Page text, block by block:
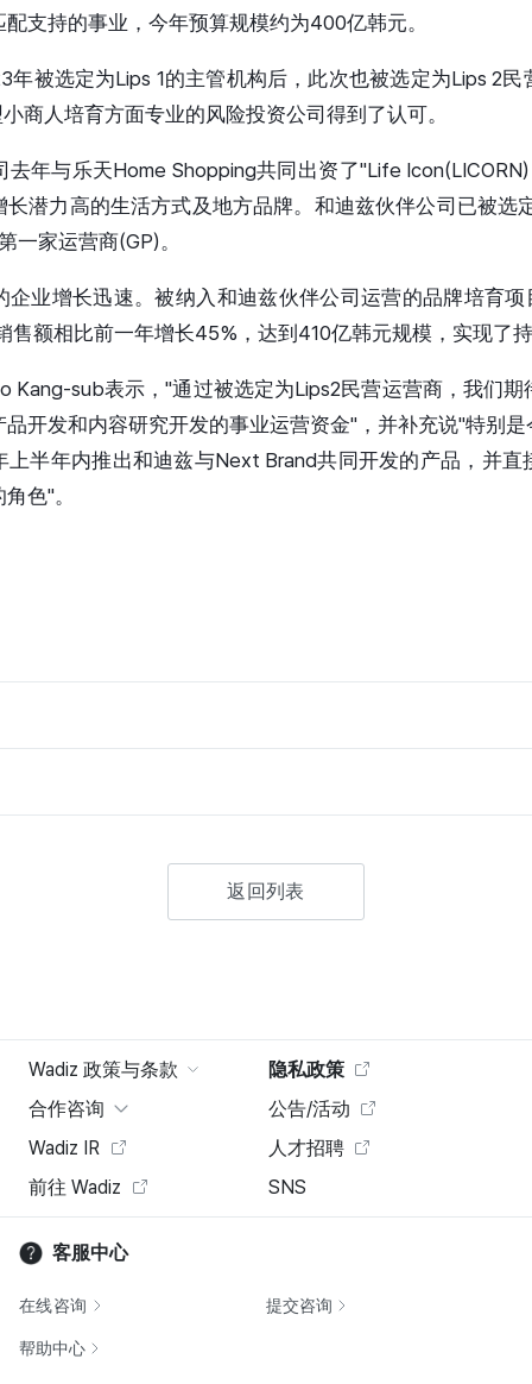
支持的事业，今年预算规模约为400亿韩元。
年被选定为Lips 1的主管机构后，此次也被选定为Lips 2
商人培育方面专业的风险投资公司得到了认可。
年与乐天Home Shopping共同出资了"Life
长潜力高的生活方式及地方品牌。和迪兹伙伴公司已被选
一家运营商(GP)。
企业增长迅速。被纳入和迪兹伙伴公司运营的品牌培育
售额相比前一年增长45%，达到410亿韩元规模，实现了
Kang-sub表示，"通过被选定为Lips2民营运营商，我们
开发和内容研究开发的事业运营资金"，并补充说"特别
上半年内推出和迪兹与Next Brand共同开发的产品，并直
色"。
返回列表
Wadiz 政策与条款
隐私政策
合作咨询
公告/活动
Wadiz IR
人才招聘
前往 Wadiz
SNS
客服中心
在线咨询 提交咨询
帮助中心